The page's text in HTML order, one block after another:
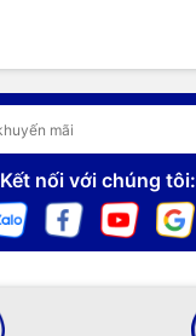
Kết nối với chúng tôi: